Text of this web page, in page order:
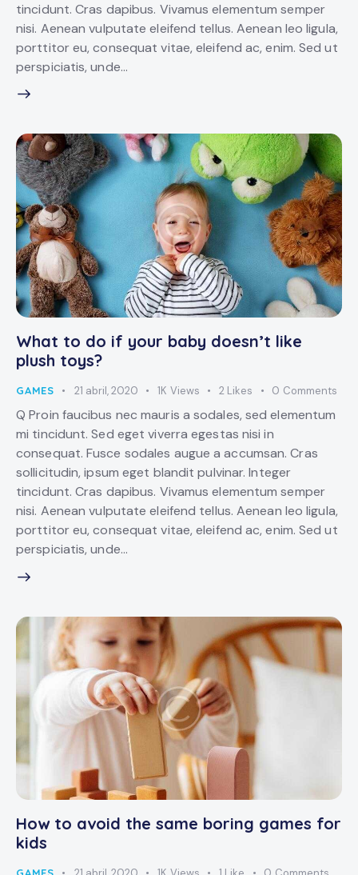
tincidunt. Cras dapibus. Vivamus elementum semper
nisi. Aenean vulputate eleifend tellus. Aenean leo ligula,
porttitor eu, consequat vitae, eleifend ac, enim. Sed ut
perspiciatis, unde…
What to do if your baby doesn’t like
plush toys?
GAMES 21 abril, 2020 1K Views 2 Likes 0 Comments
Q Proin faucibus nec mauris a sodales, sed elementum
mi tincidunt. Sed eget viverra egestas nisi in
consequat. Fusce sodales augue a accumsan. Cras
sollicitudin, ipsum eget blandit pulvinar. Integer
tincidunt. Cras dapibus. Vivamus elementum semper
nisi. Aenean vulputate eleifend tellus. Aenean leo ligula,
porttitor eu, consequat vitae, eleifend ac, enim. Sed ut
perspiciatis, unde…
How to avoid the same boring games for
kids